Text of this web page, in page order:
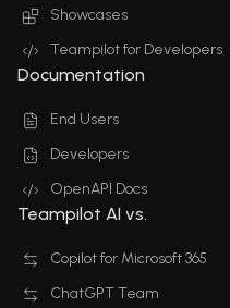
Showcases
Teampilot for Developers
Documentation
End Users
Developers
OpenAPI Docs
Teampilot AI vs.
Copilot for Microsoft 365
ChatGPT Team